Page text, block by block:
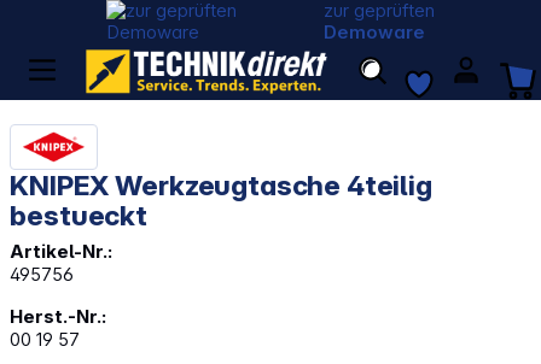
zur geprüften
Demoware
KNIPEX Werkzeugtasche 4teilig
bestueckt
Artikel-Nr.:
495756
Herst.-Nr.:
00 19 57